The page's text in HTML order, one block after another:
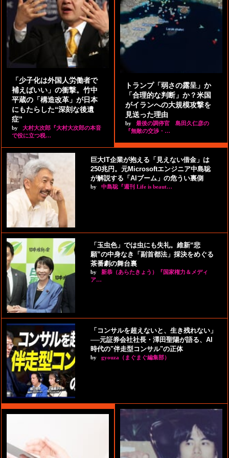
「少子化は外国人労働者で
補えばいい」の衝撃。竹中
平蔵の「構造改革」が日本
にもたらした“深刻な後遺
症”
by
大村大次郎『大村大次郎の本音
で役に立つ税…
トランプ「弱さの露呈」か
「合理的な判断」か？米国
がイランへの大規模攻撃を
見送った理由
by
最後の調停官 島田久仁彦の
『無敵の交渉・…
巨大IT企業が抱える「見えない借金」は
250兆円。元Microsoftエンジニア中島聡
が解説する「AIブーム」の危うい裏側
by 中島聡『週刊 Life is beaut…
「玉虫色」では虫にも失礼。維新“悲
願”の中身なき「副首都法」採決をめぐる
茶番劇の舞台裏
by
新恭（あらたきょう）『国家権力＆メディ
ア…
「コンサルを超えないと、生き残れない」
──元証券会社社長・澤田聖陽が語る、AI
時代の"伴走型コンサル"の正体
by gyouza（まぐまぐ編集部）